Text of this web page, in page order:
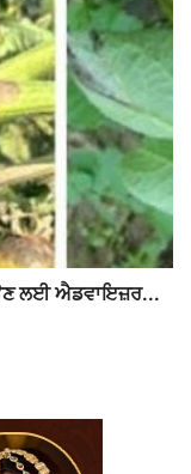
ਲਈ ਐਡਵਾਇਜ਼ਰ...